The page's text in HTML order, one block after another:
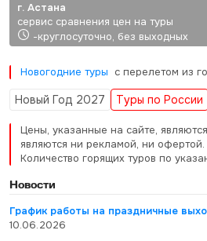
г. Астана
сервис сравнения цен на туры
-круглосуточно, без выходных
Новогодние туры с перелетом из
Новый Год 2027 Туры по России
Цены, указанные на сайте,
являются ни рекламой, ни офертой.
Количество горящих туров по
Новости
График работы на праздничные
10.06.2026